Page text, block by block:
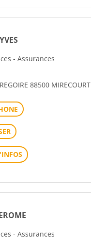
- Assurances
88500 MIRECOURT
- Assurances